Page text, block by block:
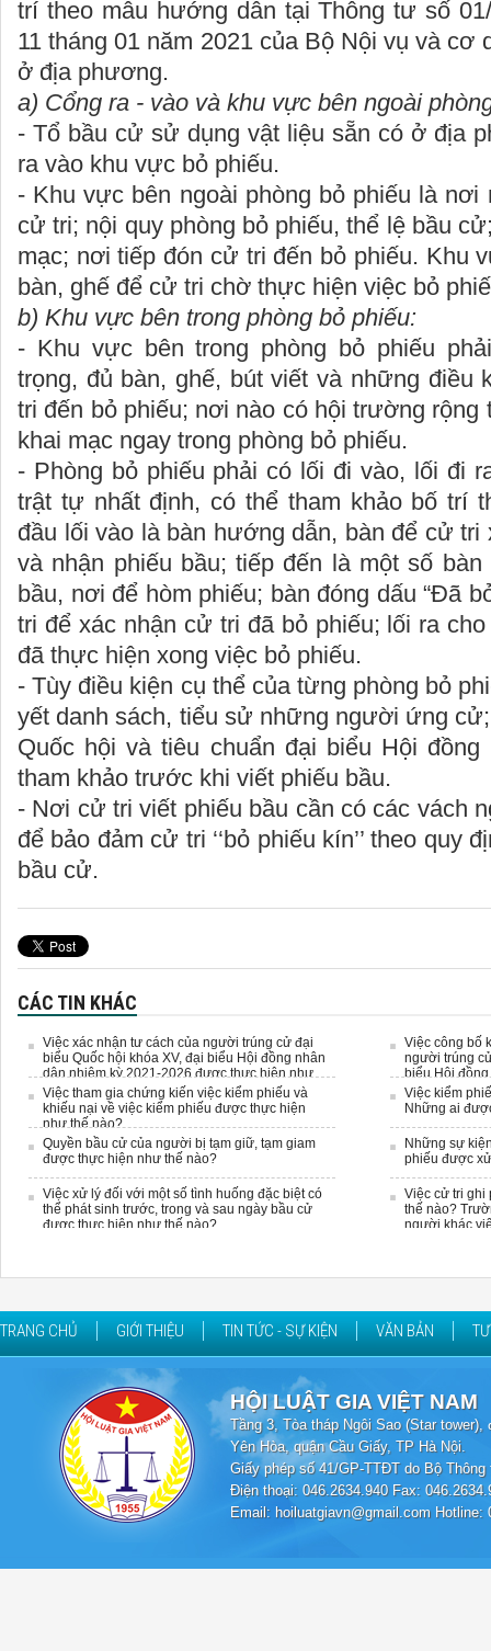
trí theo mẫu hướng dẫn tại Thông tư số
11 tháng 01 năm 2021 của Bộ Nội vụ và cơ
ở địa phương.
a) Cổng ra - vào và khu vực bên ngoài
- Tổ bầu cử sử dụng vật liệu sẵn có ở địa
ra vào khu vực bỏ phiếu.
- Khu vực bên ngoài phòng bỏ phiếu là nơi
cử tri; nội quy phòng bỏ phiếu, thể lệ bầu
mạc; nơi tiếp đón cử tri đến bỏ phiếu. Khu
bàn, ghế để cử tri chờ thực hiện việc bỏ
b) Khu vực bên trong phòng bỏ phiếu:
- Khu vực bên trong phòng bỏ phiếu
trọng, đủ bàn, ghế, bút viết và những điều
tri đến bỏ phiếu; nơi nào có hội trường rộng
khai mạc ngay trong phòng bỏ phiếu.
- Phòng bỏ phiếu phải có lối đi vào, lối đi
trật tự nhất định, có thể tham khảo bố trí
đầu lối vào là bàn hướng dẫn, bàn để cử tri
và nhận phiếu bầu; tiếp đến là một số
bầu, nơi để hòm phiếu; bàn đóng dấu “Đã
tri để xác nhận cử tri đã bỏ phiếu; lối ra
đã thực hiện xong việc bỏ phiếu.
- Tùy điều kiện cụ thể của từng phòng bỏ
yết danh sách, tiểu sử những người ứng
Quốc hội và tiêu chuẩn đại biểu Hội
tham khảo trước khi viết phiếu bầu.
- Nơi cử tri viết phiếu bầu cần có các vách
để bảo đảm cử tri ‘‘bỏ phiếu kín’’ theo quy
bầu cử.
CÁC TIN KHÁC
Việc xác nhận tư cách của người trúng cử đại
biểu Quốc hội khóa XV, đại biểu Hội đồng nhân
dân nhiệm kỳ 2021-2026 được thực hiện như
thế nào?
Việc tham gia chứng kiến việc kiểm phiếu và
khiếu nại về việc kiểm phiếu được thực hiện
như thế nào?
Quyền bầu cử của người bị tạm giữ, tạm giam
được thực hiện như thế nào?
Việc xử lý đối với một số tình huống đặc biệt có
thể phát sinh trước, trong và sau ngày bầu cử
được thực hiện như thế nào?
Việc công bố
người trúng
biểu Hội
2021-2026
Việc kiểm
Những ai
Những sự
phiếu được
Việc cử tri ghi
thế nào?
người khác
TRANG CHỦ GIỚI THIỆU TIN TỨC - SỰ KIỆN VĂN BẢN
HỘI LUẬT GIA VIỆT NAM
Tầng 3, Tòa tháp Ngôi Sao (Star
Yên Hòa, quận Cầu Giấy, TP Hà Nội.
Giấy phép số 41/GP-TTĐT do Bộ
Điện thoại: 046.2634.940 Fax:
Email: hoiluatgiavn@gmail.com Hotline: